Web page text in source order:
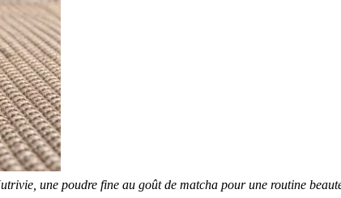
une poudre fine au goût de matcha pour une routine